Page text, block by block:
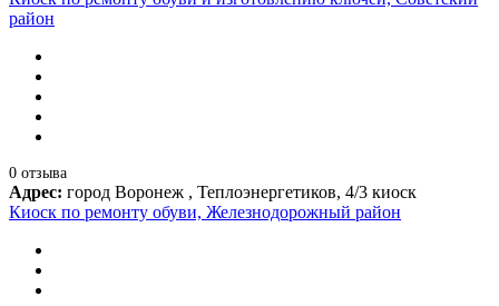
район
0 отзыва
Адрес: город Воронеж , Теплоэнергетиков, 4/3 киоск
Киоск по ремонту обуви, Железнодорожный район